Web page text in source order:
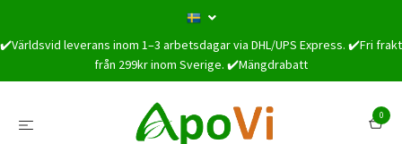
✔️Världsvid leverans inom 1–3 arbetsdagar via DHL/UPS Express. ✔️Fri frakt
från 299kr inom Sverige. ✔️Mängdrabatt
0